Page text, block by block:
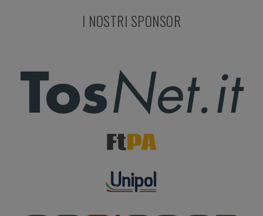
I NOSTRI SPONSOR